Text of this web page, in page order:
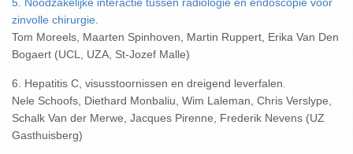
zinvolle chirurgie
Tom Moreels, Maarten Spinhoven, Martin Ruppert, Erika Van Den
Bogaert (UCL, UZA, St-Jozef Malle)
6. Hepatitis C, visusstoornissen en dreigend leverfalen.
Nele Schoofs, Diethard Monbaliu, Wim Laleman, Chris Verslype,
Schalk Van der Merwe, Jacques Pirenne, Frederik Nevens (UZ
Gasthuisberg)